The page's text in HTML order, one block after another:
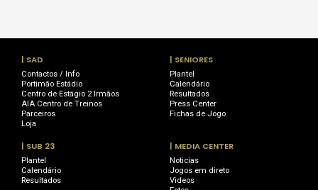
| SAD
Contactos / Info
Portimão Estádio
Centro de Estágio 2 Irmãos
AIA Centro de Treinos
Parceiros
Loja
| SENIORES
Plantel
Calendário
Resultados
Press Center
Fichas de Jogo
| SUB 23
Plantel
Calendário
Resultados
| MEDIA CENTER
Noticias
Jogos em direto
Videos